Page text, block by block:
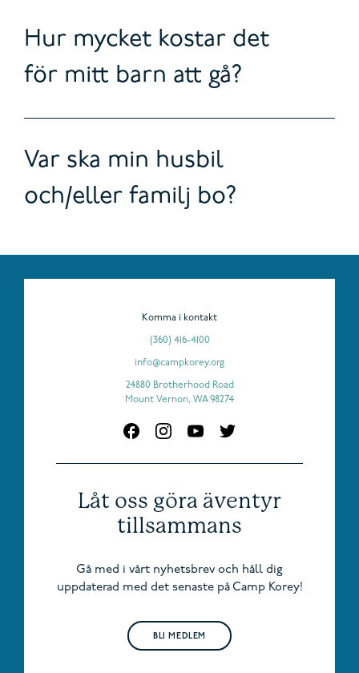
Hur mycket kostar det
för mitt barn att gå?
Var ska min husbil
och/eller familj bo?
Låt oss göra äventyr
tillsammans
Gå med i vårt nyhetsbrev och håll dig
uppdaterad med det senaste på Camp Korey!
BLI MEDLEM
Komma i kontakt
(360) 416-4100
info@campkorey.org
24880 Brotherhood Road
Mount Vernon, WA 98274